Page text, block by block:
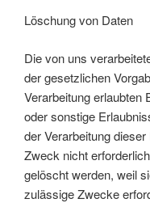
Löschung von Daten
Die von uns
der gesetzlichen
Verarbeitung erlaubten
oder sonstige
der Verarbeitung
Zweck nicht
gelöscht werden, weil
zulässige Zwecke